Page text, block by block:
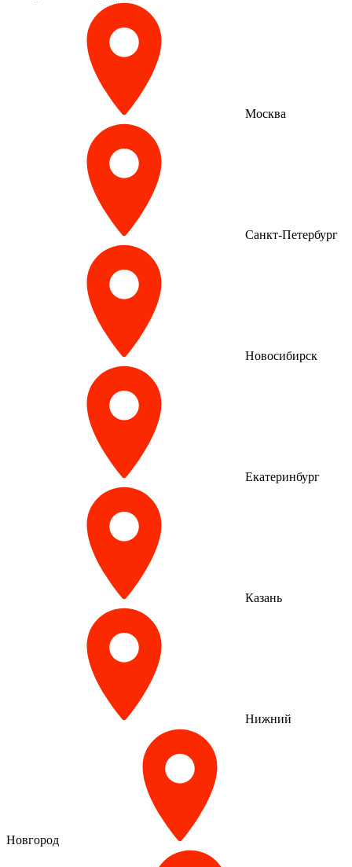
Москва
Санкт-Петербург
Новосибирск
Екатеринбург
Казань
Нижний
Новгород